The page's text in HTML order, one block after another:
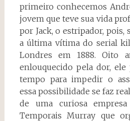
primeiro conhecemos
jovem que teve sua vida
por Jack, o estripador, pois,
a última vítima do serial
Londres em 1888. Oito
enlouquecido pela dor,
tempo para impedir o
essa possibilidade se faz
de uma curiosa empresa
Temporais Murray que